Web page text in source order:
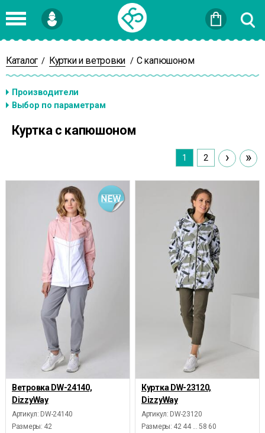
Войти
Каталог / Куртки и ветровки / С капюшоном
Куртка с капюшоном
1 2 › »
Ветровка DW-24140,
DizzyWay
Артикул: DW-24140
Размеры: 42
Куртка DW-23120,
DizzyWay
Артикул: DW-23120
Размеры: 42 44 ... 58 60